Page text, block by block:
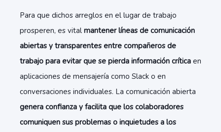
Para que dichos arreglos en el lugar de trabajo
prosperen, es vital mantener líneas de comunicación
abiertas y transparentes entre compañeros de
trabajo para evitar que se pierda información crítica en
aplicaciones de mensajería como Slack o en
conversaciones individuales. La comunicación abierta
genera confianza y facilita que los colaboradores
comuniquen sus problemas o inquietudes a los